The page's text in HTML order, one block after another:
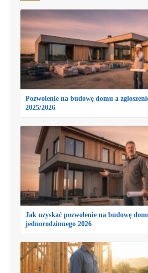
Pozwolenie na budowę domu a
2025/2026
Jak uzyskać pozwolenie na budowę
jednorodzinnego 2026